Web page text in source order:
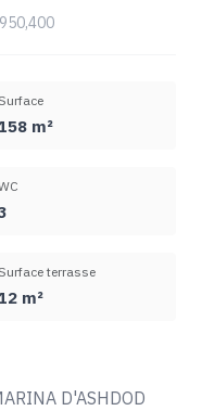
Surface
m²
Surface terrasse
m²
D'ASHDOD